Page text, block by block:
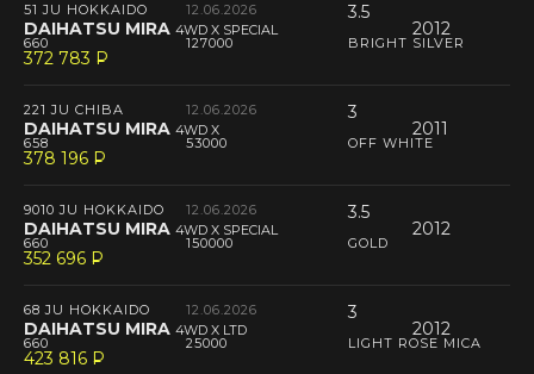
51 JU HOKKAIDO 12.06.2026 3.5
DAIHATSU MIRA 4WD X SPECIAL 2012
660 127000 BRIGHT SILVER
372 783 P
--
221 JU CHIBA 12.06.2026 3
DAIHATSU MIRA 4WD X 2011
658 53000 OFF WHITE
378 196 P
--
9010 JU HOKKAIDO 12.06.2026 3.5
DAIHATSU MIRA 4WD X SPECIAL 2012
660 150000 GOLD
352 696 P
--
68 JU HOKKAIDO 12.06.2026 3
DAIHATSU MIRA 4WD X LTD 2012
660 25000 LIGHT ROSE MICA
423 816 P
--